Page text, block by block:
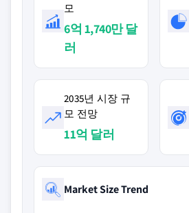
모
6억 1,740만 달
러
2035년 시장 규
모 전망
11억 달러
Market Size Trend